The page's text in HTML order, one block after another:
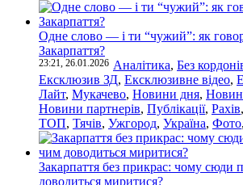
Одне слово — і ти “чужий”: як
Закарпаття?
23:21, 26.01.2026 Аналітика, Без
Ексклюзив ЗД, Ексклюзивне відео,
Лайт, Мукачево, Новини дня,
Новини партнерів, Публікації, Рахів,
ТОП, Тячів, Ужгород, Україна, Фото,
Закарпаття без прикрас: чому сюди
доводиться миритися?